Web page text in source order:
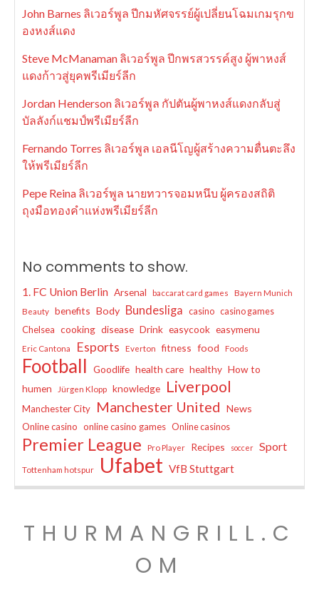
John Barnes ลิเวอร์พูล ปีกมหัศจรรย์ผู้เปลี่ยนโฉมเกมรุกข
องหงส์แดง
Steve McManaman ลิเวอร์พูล ปีกพรสวรรค์สูง ผู้พาหงส์
แดงก้าวสู่ยุคพรีเมียร์ลีก
Jordan Henderson ลิเวอร์พูล กัปตันผู้พาหงส์แดงกลับสู่
บัลลังก์แชมป์พรีเมียร์ลีก
Fernando Torres ลิเวอร์พูล เอลนีโญผู้สร้างความตื่นตะลึง
ให้พรีเมียร์ลีก
Pepe Reina ลิเวอร์พูล นายทวารจอมหนึบ ผู้ครองสถิติ
ถุงมือทองคำแห่งพรีเมียร์ลีก
No comments to show.
1. FC Union Berlin Arsenal baccarat card games
Bayern Munich
Beauty
benefits Body Bundesliga casino casino games
Chelsea cooking disease Drink easycook easymenu
Eric Cantona Esports Everton fitness food Foods
Football Goodlife health care healthy How to
humen
Jürgen Klopp knowledge Liverpool
Manchester City Manchester United News
Online casino online casino games Online casinos
Premier League Pro Player Recipes soccer Sport
Tottenham hotspur Ufabet VfB Stuttgart
THURMANGRILL.C
OM